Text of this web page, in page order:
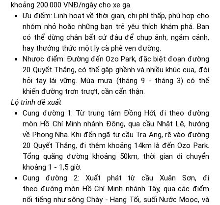
khoảng 200.000 VNĐ/ngày cho xe ga.
Ưu điểm: Linh hoạt về thời gian, chi phí thấp, phù hợp cho
nhóm nhỏ hoặc những bạn trẻ yêu thích khám phá. Bạn
có thể dừng chân bất cứ đâu để chụp ảnh, ngắm cảnh,
hay thưởng thức một ly cà phê ven đường.
Nhược điểm: Đường đến Ozo Park, đặc biệt đoạn đường
20 Quyết Thắng, có thể gập ghềnh và nhiều khúc cua, đòi
hỏi tay lái vững. Mùa mưa (tháng 9 - tháng 3) có thể
khiến đường trơn trượt, cần cẩn thận.
Lộ trình đề xuất
Cung đường 1: Từ trung tâm Đồng Hới, đi theo đường
mòn Hồ Chí Minh nhánh Đông, qua cầu Nhật Lệ, hướng
về Phong Nha. Khi đến ngã tư cầu Trạ Ang, rẽ vào đường
20 Quyết Thắng, đi thêm khoảng 14km là đến Ozo Park.
Tổng quãng đường khoảng 50km, thời gian di chuyển
khoảng 1 - 1,5 giờ.
Cung đường 2: Xuất phát từ cầu Xuân Sơn, đi
theo đường mòn Hồ Chí Minh nhánh Tây, qua các điểm
nổi tiếng như sông Chày - Hang Tối, suối Nước Moọc, và